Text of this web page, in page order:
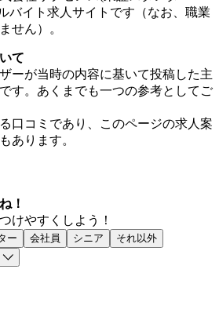
バイト求人サイトです（なお、職業
せん）。
て
ーが当時の内容に基いて投稿した主
す。あくまでも一つの参考としてご
口コミであり、このページの求人案
あります。
！
けやすくしよう！
ー 会社員 シニア
それ以外